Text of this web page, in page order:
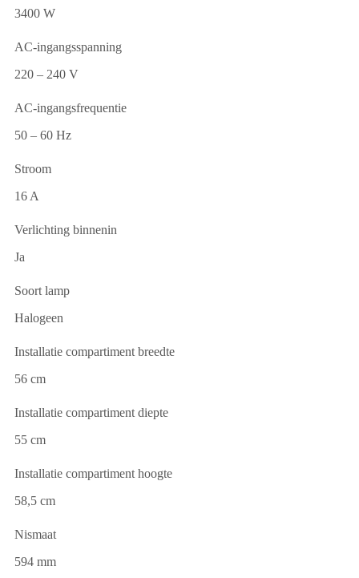
3400 W
AC-ingangsspanning
220 – 240 V
AC-ingangsfrequentie
50 – 60 Hz
Stroom
16 A
Verlichting binnenin
Ja
Soort lamp
Halogeen
Installatie compartiment breedte
56 cm
Installatie compartiment diepte
55 cm
Installatie compartiment hoogte
58,5 cm
Nismaat
594 mm